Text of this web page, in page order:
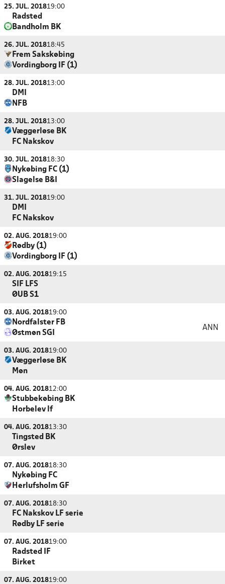
25. JUL. 201819:00
Radsted
Bandholm BK
26. JUL. 201818:45
Frem Sakskøbing
Vordingborg IF (1)
28. JUL. 201813:00
DMI
NFB
28. JUL. 201813:00
Væggerløse BK
FC Nakskov
30. JUL. 201818:30
Nykøbing FC (1)
Slagelse B&I
31. JUL. 201819:00
DMI
FC Nakskov
02. AUG. 201819:00
Rødby (1)
Vordingborg IF (1)
02. AUG. 201819:15
SIF LFS
ØUB S1
03. AUG. 201819:00
Nordfalster FB
Østmøn SGI
ANN
03. AUG. 201819:00
Væggerløse BK
Møn
04. AUG. 201812:00
Stubbekøbing BK
Horbelev lf
04. AUG. 201813:30
Tingsted BK
Ørslev
07. AUG. 201818:30
Nykøbing FC
Herlufsholm GF
07. AUG. 201818:30
FC Nakskov LF serie
Rødby LF serie
07. AUG. 201819:00
Radsted IF
Birket
07. AUG. 201819:00